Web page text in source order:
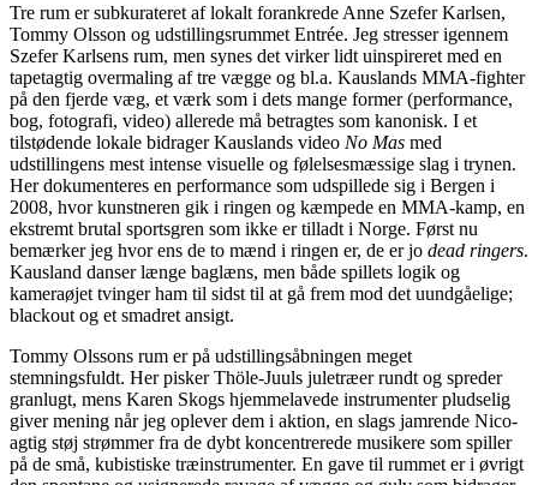
Tre rum er subkurateret af lokalt forankrede Anne Szefer Karlsen,
Tommy Olsson og udstillingsrummet Entrée. Jeg stresser igennem
Szefer Karlsens rum, men synes det virker lidt uinspireret med en
tapetagtig overmaling af tre vægge og bl.a. Kauslands MMA-fighter
på den fjerde væg, et værk som i dets mange former (performance,
bog, fotografi, video) allerede må betragtes som kanonisk. I et
tilstødende lokale bidrager Kauslands video No Mas med
udstillingens mest intense visuelle og følelsesmæssige slag i trynen.
Her dokumenteres en performance som udspillede sig i Bergen i
2008, hvor kunstneren gik i ringen og kæmpede en MMA-kamp, en
ekstremt brutal sportsgren som ikke er tilladt i Norge. Først nu
bemærker jeg hvor ens de to mænd i ringen er, de er jo dead ringers.
Kausland danser længe baglæns, men både spillets logik og
kameraøjet tvinger ham til sidst til at gå frem mod det uundgåelige;
blackout og et smadret ansigt.
Tommy Olssons rum er på udstillingsåbningen meget
stemningsfuldt. Her pisker Thöle-Juuls juletræer rundt og spreder
granlugt, mens Karen Skogs hjemmelavede instrumenter pludselig
giver mening når jeg oplever dem i aktion, en slags jamrende Nico-
agtig støj strømmer fra de dybt koncentrerede musikere som spiller
på de små, kubistiske træinstrumenter. En gave til rummet er i øvrigt